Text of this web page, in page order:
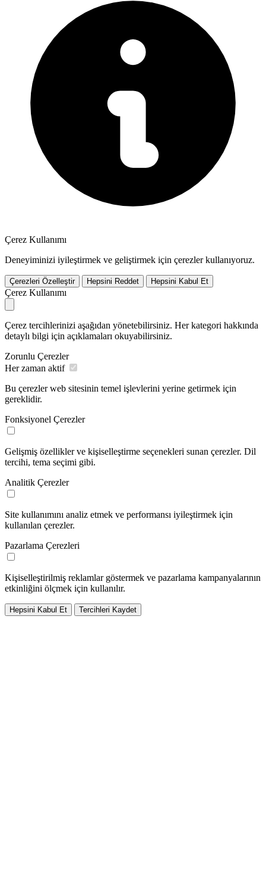
Çerez Kullanımı
Deneyiminizi iyileştirmek ve geliştirmek için çerezler kullanıyoruz.
Çerezleri Özelleştir Hepsini Reddet Hepsini Kabul Et
Çerez Kullanımı
Çerez tercihlerinizi aşağıdan yönetebilirsiniz. Her kategori hakkında
detaylı bilgi için açıklamaları okuyabilirsiniz.
Zorunlu Çerezler
Her zaman aktif
Bu çerezler web sitesinin temel işlevlerini yerine getirmek için
gereklidir.
Fonksiyonel Çerezler
Gelişmiş özellikler ve kişiselleştirme seçenekleri sunan çerezler. Dil
tercihi, tema seçimi gibi.
Analitik Çerezler
Site kullanımını analiz etmek ve performansı iyileştirmek için
kullanılan çerezler.
Pazarlama Çerezleri
Kişiselleştirilmiş reklamlar göstermek ve pazarlama kampanyalarının
etkinliğini ölçmek için kullanılır.
Hepsini Kabul Et Tercihleri Kaydet